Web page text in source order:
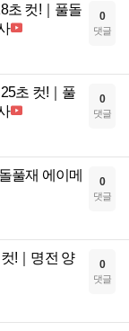
초 컷!｜풀돌
0
댓글
초 컷!｜풀
0
댓글
풀재 에이메
0
댓글
!｜명전 양
0
댓글